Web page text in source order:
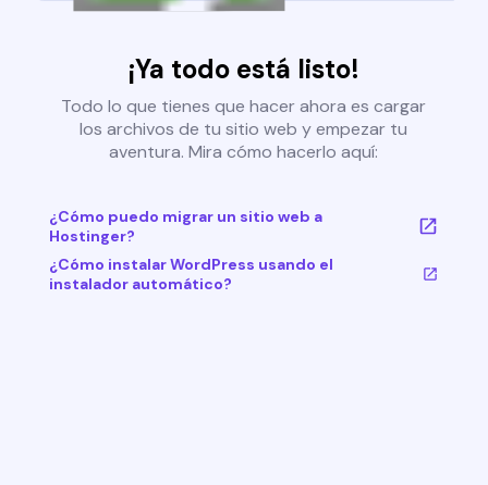
¡Ya todo está listo!
Todo lo que tienes que hacer ahora es cargar
los archivos de tu sitio web y empezar tu
aventura. Mira cómo hacerlo aquí:
¿Cómo puedo migrar un sitio web a
Hostinger?
¿Cómo instalar WordPress usando el
instalador automático?